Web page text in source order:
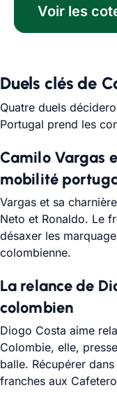
Voir les
Duels clés de
Quatre duels
Portugal prend les
Camilo Vargas
mobilité
Vargas et sa
Neto et Ronaldo. Le
désaxer les
colombienne.
La relance de
colombien
Diogo Costa aime
Colombie, elle,
balle. Récupérer
franches aux